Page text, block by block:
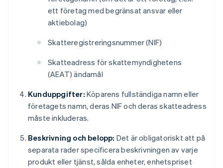
ett företag med begränsat ansvar eller
aktiebolag)
Skatteregistreringsnummer (NIF)
Skatteadress för skattemyndighetens
(AEAT) ändamål
Kunduppgifter: Köparens fullständiga namn eller
företagets namn, deras NIF och deras skatteadress
måste inkluderas.
Beskrivning och belopp: Det är obligatoriskt att på
separata rader specificera beskrivningen av varje
produkt eller tjänst, sålda enheter, enhetspriset